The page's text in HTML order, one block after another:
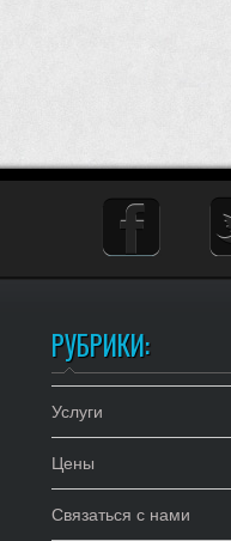
РУБРИКИ:
Услуги
Цены
Связаться с нами